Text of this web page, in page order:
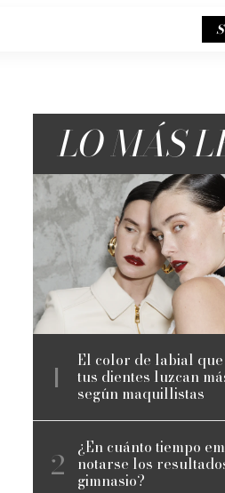
LO MÁS
El color de labial
tus dientes luzcan
según maquillistas
¿En cuánto tiempo
notarse los
gimnasio?